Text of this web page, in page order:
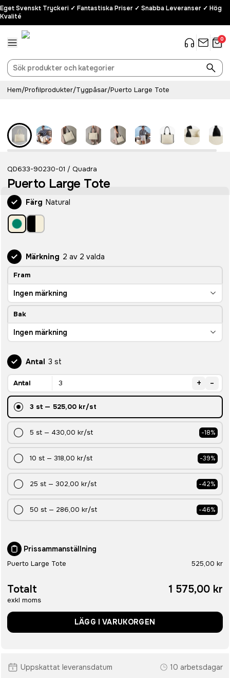
Eget Svenskt Tryckeri ✓ Fantastiska Priser ✓ Snabba Leveranser ✓ Hög
Kvalité
0
Hem/Profilprodukter/Tygpåsar/Puerto Large Tote
QD633-90230-01 / Quadra
Puerto Large Tote
Färg Natural
Märkning 2 av 2 valda
Fram
Ingen märkning
Bak
Ingen märkning
Antal 3 st
Antal + -
3 st— 525,00 kr/st
5 st — 430,00 kr/st -18%
10 st — 318,00 kr/st -39%
25 st — 302,00 kr/st -42%
50 st — 286,00 kr/st -46%
Prissammanställning
Puerto Large Tote 525,00 kr
Totalt
exkl moms
1 575,00 kr
LÄGG I VARUKORGEN
Uppskattat leveransdatum 10 arbetsdagar